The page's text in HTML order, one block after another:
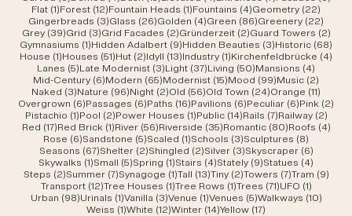
Flat (1)1 Beitrag
Forest (12)12 Beiträge
Fountain Heads (1)1 Beitrag
Fountains (4)4 Beiträge
Geometry (22)
Gingerbreads (3)3 Beiträge
Glass (26)26 Beiträge
Golden (4)4 Beiträge
Green (86)86 Beiträge
Greenery (22)
Grey (39)39 Beiträge
Grid (3)3 Beiträge
Grid Facades (2)2 Beiträge
Gründerzeit (2)2 Beiträge
Guard Towers (2)2
Gymnasiums (1)1 Beitrag
Hidden Adalbert (9)9 Beiträge
Hidden Beauties (3)3 Beiträge
Historic (68)
House (1)1 Beitrag
Houses (51)51 Beiträge
Hut (2)2 Beiträge
Idyll (13)13 Beiträge
Industry (1)1 Beitrag
Kirchenfeldbrücke (4)
Lanes (5)5 Beiträge
Late Modernist (3)3 Beiträge
Light (37)37 Beiträge
Living (50)50 Beiträge
Mansions (4)
Mid-Century (6)6 Beiträge
Modern (65)65 Beiträge
Modernist (15)15 Beiträge
Mood (99)99 Beiträge
Music (2)
Naked (3)3 Beiträge
Nature (96)96 Beiträge
Night (2)2 Beiträge
Old (56)56 Beiträge
Old Town (24)24 Beiträge
Orange (11)
Overgrown (6)6 Beiträge
Passages (6)6 Beiträge
Paths (16)16 Beiträge
Pavilions (6)6 Beiträge
Peculiar (6)6 Beiträge
Pink (2)
Pistachio (1)1 Beitrag
Pool (2)2 Beiträge
Power Houses (1)1 Beitrag
Public (14)14 Beiträge
Rails (7)7 Beiträge
Railway (2)2
Red (17)17 Beiträge
Red Brick (1)1 Beitrag
River (56)56 Beiträge
Riverside (35)35 Beiträge
Romantic (80)80 Beiträge
Roofs (4)4
Rose (6)6 Beiträge
Sandstone (5)5 Beiträge
Scaled (1)1 Beitrag
Schools (3)3 Beiträge
Sculptures (8)
Seasons (67)67 Beiträge
Shelter (2)2 Beiträge
Shingled (2)2 Beiträge
Silver (3)3 Beiträge
Skyscraper (6)6
Skywalks (1)1 Beitrag
Small (5)5 Beiträge
Spring (1)1 Beitrag
Stairs (4)4 Beiträge
Stately (9)9 Beiträge
Statues (4)
Steps (2)2 Beiträge
Summer (7)7 Beiträge
Synagoge (1)1 Beitrag
Tall (13)13 Beiträge
Tiny (2)2 Beiträge
Towers (7)7 Beiträge
Tram (9)9
Transport (12)12 Beiträge
Tree Houses (1)1 Beitrag
Tree Rows (1)1 Beitrag
Trees (71)71 Beiträge
UFO (1)1 Beitrag
Urban (98)98 Beiträge
Urinals (1)1 Beitrag
Vanilla (3)3 Beiträge
Venue (1)1 Beitrag
Venues (5)5 Beiträge
Walkways (10)10
Weiss (1)1 Beitrag
White (12)12 Beiträge
Winter (14)14 Beiträge
Yellow (17)